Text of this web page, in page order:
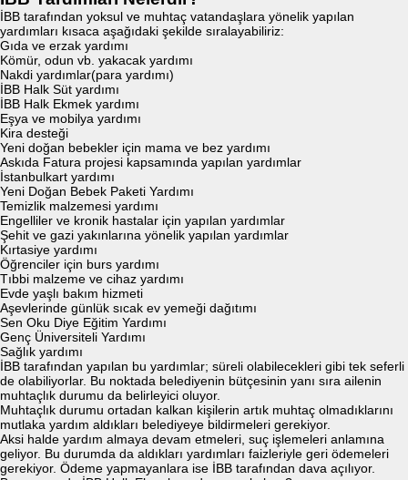
İBB tarafından yoksul ve muhtaç vatandaşlara yönelik yapılan
yardımları kısaca aşağıdaki şekilde sıralayabiliriz:
Gıda ve erzak yardımı
Kömür, odun vb. yakacak yardımı
Nakdi yardımlar(para yardımı)
İBB Halk Süt yardımı
İBB Halk Ekmek yardımı
Eşya ve mobilya yardımı
Kira desteği
Yeni doğan bebekler için mama ve bez yardımı
Askıda Fatura projesi kapsamında yapılan yardımlar
İstanbulkart yardımı
Yeni Doğan Bebek Paketi Yardımı
Temizlik malzemesi yardımı
Engelliler ve kronik hastalar için yapılan yardımlar
Şehit ve gazi yakınlarına yönelik yapılan yardımlar
Kırtasiye yardımı
Öğrenciler için burs yardımı
Tıbbi malzeme ve cihaz yardımı
Evde yaşlı bakım hizmeti
Aşevlerinde günlük sıcak ev yemeği dağıtımı
Sen Oku Diye Eğitim Yardımı
Genç Üniversiteli Yardımı
Sağlık yardımı
İBB tarafından yapılan bu yardımlar; süreli olabilecekleri gibi tek seferli
de olabiliyorlar. Bu noktada belediyenin bütçesinin yanı sıra ailenin
muhtaçlık durumu da belirleyici oluyor.
Muhtaçlık durumu ortadan kalkan kişilerin artık muhtaç olmadıklarını
mutlaka yardım aldıkları belediyeye bildirmeleri gerekiyor.
Aksi halde yardım almaya devam etmeleri, suç işlemeleri anlamına
geliyor. Bu durumda da aldıkları yardımları faizleriyle geri ödemeleri
gerekiyor. Ödeme yapmayanlara ise İBB tarafından dava açılıyor.